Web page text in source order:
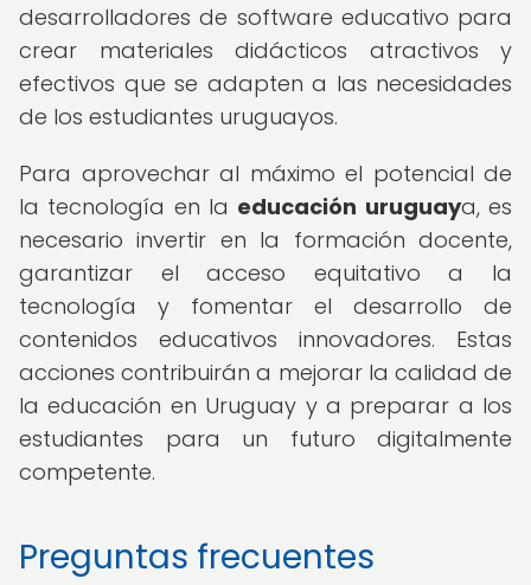
desarrolladores de software educativo para
crear materiales didácticos atractivos y
efectivos que se adapten a las necesidades
de los estudiantes uruguayos.
Para aprovechar al máximo el potencial de
la tecnología en la educación uruguaya, es
necesario invertir en la formación docente,
garantizar el acceso equitativo a la
tecnología y fomentar el desarrollo de
contenidos educativos innovadores. Estas
acciones contribuirán a mejorar la calidad de
la educación en Uruguay y a preparar a los
estudiantes para un futuro digitalmente
competente.
Preguntas frecuentes